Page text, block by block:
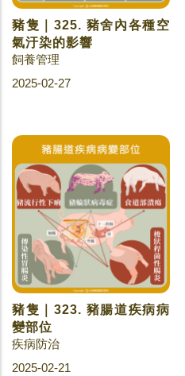
豬隻｜325. 豬舍內各種空
氣汙染的影響
飼養管理
2025-02-27
豬隻｜323. 豬腸道疾病病
變部位
疾病防治
2025-02-21